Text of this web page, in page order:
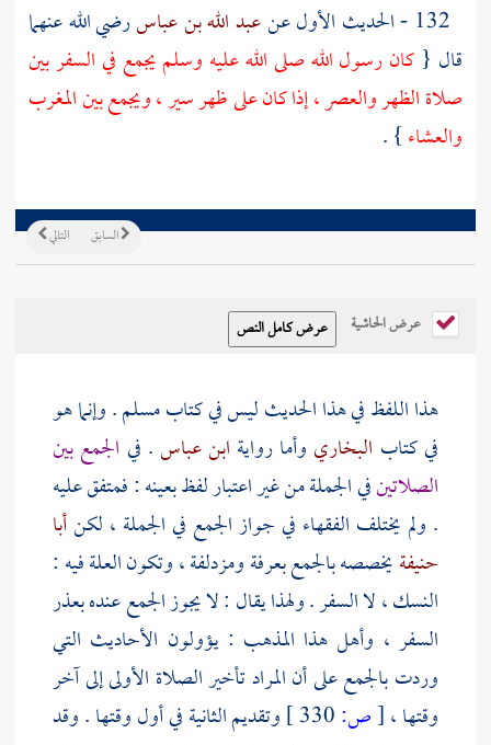
عبد الله بن عباسرضي الله عنهما
قال { كان رسول الله صلى الله عليه وسلم يجمع في السفر بين
صلاة الظهر والعصر ، إذا كان على ظهر سير ، ويجمع بين المغرب
والعشاء} .
التالي السابق
عرض الحاشية
هذا اللفظ في هذا الحديث ليس في كتابمسلم. وإنما هو
في كتاب البخاري وأما رواية ابن عباس. في الجمع بين
الصلاتينفي الجملة من غير اعتبار لفظ بعينه : فمتفق عليه
. ولم يختلف الفقهاء في جواز الجمع في الجملة ، لكنأبا
حنيفةيخصصه بالجمعبعرفةومزدلفة، وتكون العلة فيه :
النسك ، لا السفر . ولهذا يقال : لا يجوز الجمع عنده بعذر
السفر ، وأهل هذا المذهب : يؤولون الأحاديث التي
وردت بالجمع على أن المراد تأخير الصلاة الأولى إلى آخر
وقتها ،[ص:
وتقديم الثانية في أول وقتها . وقد